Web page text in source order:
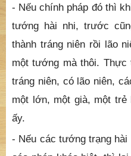
- Nếu chính pháp đó thì
tướng hài nhi, trước
thành tráng niên rồi lão
một tướng mà thôi.
tráng niên, có lão niên,
một lớn, một già, một trẻ
ấy.
- Nếu các tướng trạng